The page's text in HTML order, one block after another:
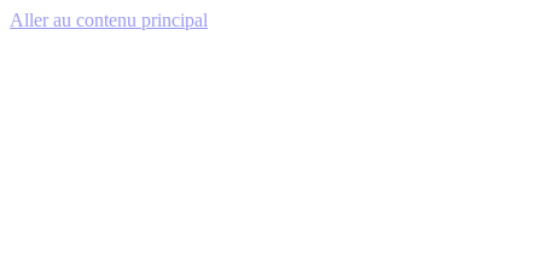
Aller au contenu principal